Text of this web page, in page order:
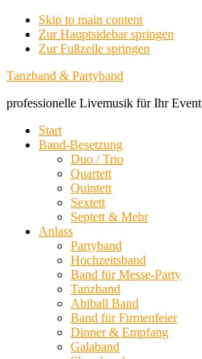
Skip to main content
Zur Hauptsidebar springen
Zur Fußzeile springen
Tanzband & Partyband
professionelle Livemusik für Ihr Event
Start
Band-Besetzung
Duo / Trio
Quartett
Quintett
Sextett
Septett & Mehr
Anlass
Partyband
Hochzeitsband
Band für Messe-Party
Tanzband
Abiball Band
Band für Firmenfeier
Dinner & Empfang
Galaband